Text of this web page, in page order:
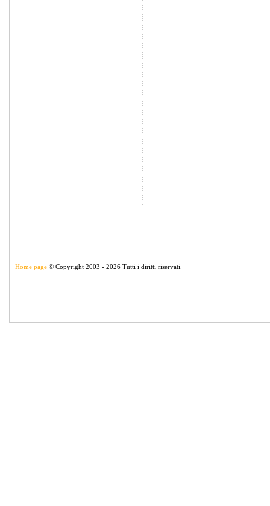
Home page © Copyright 2003 - 2026 Tutti i diritti riservati.